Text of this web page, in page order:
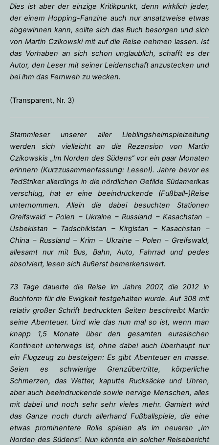
Dies ist aber der einzige Kritikpunkt, denn wirklich jeder,
der einem Hopping-Fanzine auch nur ansatzweise etwas
abgewinnen kann, sollte sich das Buch besorgen und sich
von Martin Czikowski mit auf die Reise nehmen lassen. Ist
das Vorhaben an sich schon unglaublich, schafft es der
Autor, den Leser mit seiner Leidenschaft anzustecken und
bei ihm das Fernweh zu wecken.
(Transparent, Nr. 3)
Stammleser unserer aller Lieblingsheimspielzeitung
werden sich vielleicht an die Rezension von Martin
Czikowskis „Im Norden des Südens“ vor ein paar Monaten
erinnern (Kurzzusammenfassung: Lesen!). Jahre bevor es
TedStriker allerdings in die nördlichen Gefilde Südamerikas
verschlug, hat er eine beeindruckende (Fußball-)Reise
unternommen. Allein die dabei besuchten Stationen
Greifswald – Polen – Ukraine – Russland – Kasachstan –
Usbekistan – Tadschikistan – Kirgistan – Kasachstan –
China – Russland – Krim – Ukraine – Polen – Greifswald,
allesamt nur mit Bus, Bahn, Auto, Fahrrad und pedes
absolviert, lesen sich äußerst bemerkenswert.
73 Tage dauerte die Reise im Jahre 2007, die 2012 in
Buchform für die Ewigkeit festgehalten wurde. Auf 308 mit
relativ großer Schrift bedruckten Seiten beschreibt Martin
seine Abenteuer. Und wie das nun mal so ist, wenn man
knapp 1,5 Monate über den gesamten eurasischen
Kontinent unterwegs ist, ohne dabei auch überhaupt nur
ein Flugzeug zu besteigen: Es gibt Abenteuer en masse.
Seien es schwierige Grenzübertritte, körperliche
Schmerzen, das Wetter, kaputte Rucksäcke und Uhren,
aber auch beeindruckende sowie nervige Menschen, alles
mit dabei und noch sehr sehr vieles mehr. Garniert wird
das Ganze noch durch allerhand Fußballspiele, die eine
etwas prominentere Rolle spielen als im neueren „Im
Norden des Südens“. Nun könnte ein solcher Reisebericht